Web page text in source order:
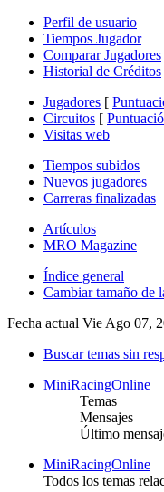
Perfil de usuario
Tiempos Jugador
Comparar Jugadores
Historial de Créditos
Jugadores [
Circuitos [
Visitas web
Tiempos subidos
Nuevos jugadores
Carreras finalizadas
Artículos
MRO Magazine
Índice general
Cambiar tamaño de
Fecha actual Vie Ago 07,
Buscar temas sin
MiniRacingOnline
Temas
Mensajes
Último
MiniRacingOnline
Todos los temas